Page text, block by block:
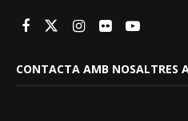
CONTACTA AMB NOSALTRES